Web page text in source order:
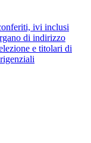
ivi inclusi
di indirizzo
e titolari di